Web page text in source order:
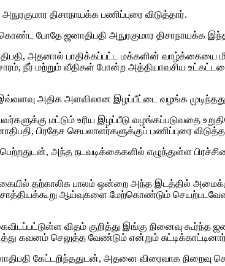
திசாநாயக்க பணிப்புரை விடுத்தார்.
போதே ஜனாதிபதி அநுரகுமார திசாநாயக்க
அதனால் பாதிக்கப்பட்ட மக்களின்
நீர் மற்றும் வீதிகள் போன்ற அத்தியாவசிய
அதிக அளவிலான இழப்பீட்டை வழங்க முடிந்தது
மட்டும் உரிய இழப்பீடு வழங்கப்படுவதை
பிரதேச செயலாளர்களுக்குப் பணிப்புரை
அந்த நடவடிக்கைகளில் எழுந்துள்ள
தற்காலிக பாலம் ஒன்றை அந்த இடத்தில்
ஆய்வுகளை மேற்கொண்டும்
விதம் குறித்து இங்கு நினைவு கூர்ந்த
கவனம் செலுத்த வேண்டும் என்றும்
கேட்டறிந்ததுடன், அதனை விரைவாக நிறைவு